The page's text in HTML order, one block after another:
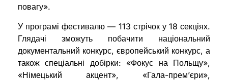
повагу».
У програмі фестивалю — 113 стрічок у 18 секціях.
Глядачі зможуть побачити національний
документальний конкурс, європейський конкурс, а
також спеціальні добірки: «Фокус на Польщу»,
«Німецький акцент», «Гала-прем’єри»,